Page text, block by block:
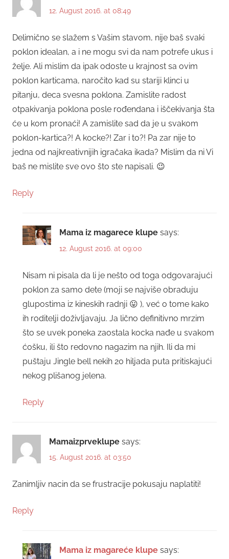
12. August 2016. at 08:49
Delimično se slažem s Vašim stavom, nije baš svaki
poklon idealan, a i ne mogu svi da nam potrefe ukus i
želje. Ali mislim da ipak odoste u krajnost sa ovim
poklon karticama, naročito kad su stariji klinci u
pitanju, deca svesna poklona. Zamislite radost
otpakivanja poklona posle rođendana i iščekivanja šta
će u kom pronaći! A zamislite sad da je u svakom
poklon-kartica?! A kocke?! Zar i to?! Pa zar nije to
jedna od najkreativnijih igračaka ikada? Mislim da ni Vi
baš ne mislite sve ovo što ste napisali. 😉
Reply
Mama iz magarece klupe says:
12. August 2016. at 09:00
Nisam ni pisala da li je nešto od toga odgovarajući
poklon za samo dete (moji se najviše obraduju
glupostima iz kineskih radnji 😛 ), već o tome kako
ih roditelji doživljavaju. Ja lično definitivno mrzim
što se uvek poneka zaostala kocka nađe u svakom
ćošku, ili što redovno nagazim na njih. Ili da mi
puštaju Jingle bell nekih 20 hiljada puta pritiskajući
nekog plišanog jelena.
Reply
Mamaizprveklupe says:
15. August 2016. at 03:50
Zanimljiv nacin da se frustracije pokusaju naplatiti!
Reply
Mama iz magareće klupe says: